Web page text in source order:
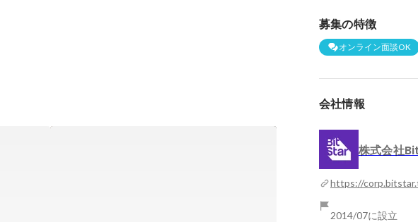
募集の特徴
オンライン面談OK
会社情報
株式会社
https://
2014/07に設立